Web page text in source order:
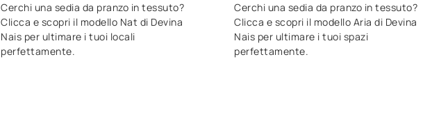
Cerchi una sedia da pranzo in tessuto?
Clicca e scopri il modello Nat di Devina
Nais per ultimare i tuoi locali
perfettamente.
Cerchi una sedia da pranzo in tessuto?
Clicca e scopri il modello Aria di Devina
Nais per ultimare i tuoi spazi
perfettamente.